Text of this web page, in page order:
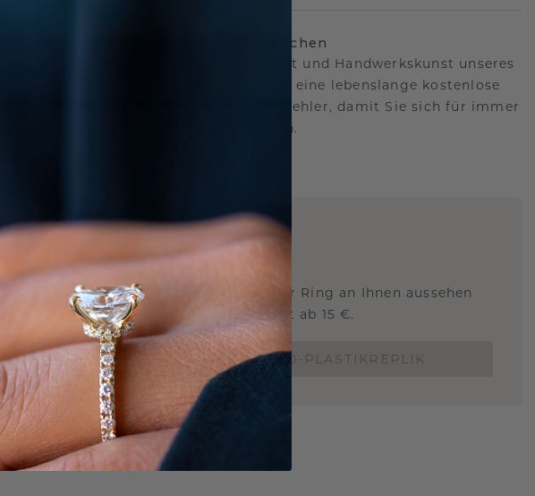
Unser lebenslanges Versprechen
Wir stehen hinter der Qualität und Handwerkskunst unseres
Schmucks.Deshalb bieten wir eine lebenslange kostenlose
Garantie gegen Herstellungsfehler, damit Sie sich für immer
keine Sorgen machen müssen.
EINZIGARTIG!
3D MUSTERSCHMUCK
Wollen Sie wissen, wie dieser Ring an Ihnen aussehen
würde und ob er passt? Jetzt ab 15 €.
BESTELLE EINE 3D-PLASTIKREPLIK